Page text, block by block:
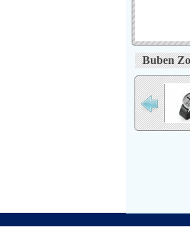
Buben